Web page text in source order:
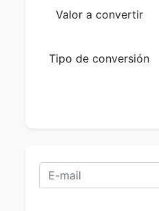
Valor a convertir
Tipo de conversión